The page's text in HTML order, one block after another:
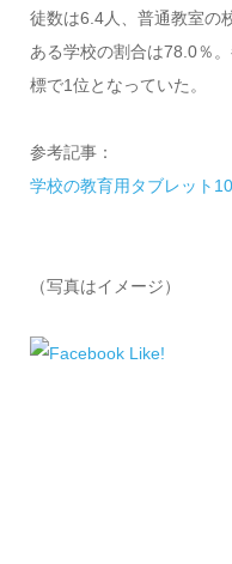
徒数は6.4人、普通教室の
ある学校の割合は78.0％
標で1位となっていた。
参考記事：
学校の教育用タブレット
（写真はイメージ）